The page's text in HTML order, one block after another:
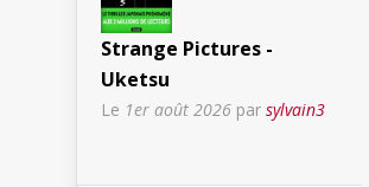
Strange Pictures -
Uketsu
Le 1er août 2026 par sylvain3